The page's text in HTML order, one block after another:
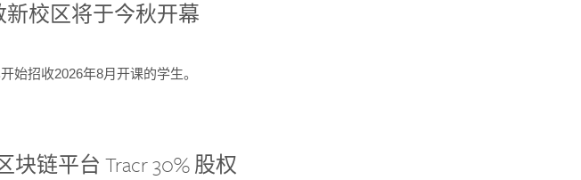
新校区将于今秋开幕
始招收2026年8月开课的学生。
块链平台 Tracr 30% 股权